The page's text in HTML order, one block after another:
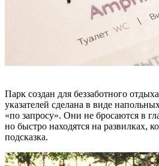
Парк создан для беззаботного
указателей сделана в виде
«по запросу». Они не бросаются в
но быстро находятся на развилках,
подсказка.